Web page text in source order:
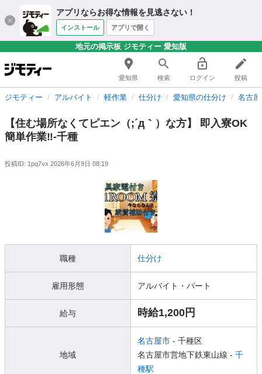
アプリならお得な情報を見逃さない！
インストール アプリで開く
地元の掲示板 ジモティー 愛知版
愛知県 検索 ログイン 投稿
ジモティー アルバイト 軽作業 仕分け 愛知県の仕分け 名古
【住む場所なくてピエン（;´д｀）な方】 即入寮OK
簡単作業‼-千種
投稿ID: 1pq7vx 2026年6月9日 08:19
職種 仕分け
雇用形態 アルバイト・パート
給与 時給1,200円
地域
名古屋市 - 千種区
名古屋市営地下鉄東山線 - 千
種駅